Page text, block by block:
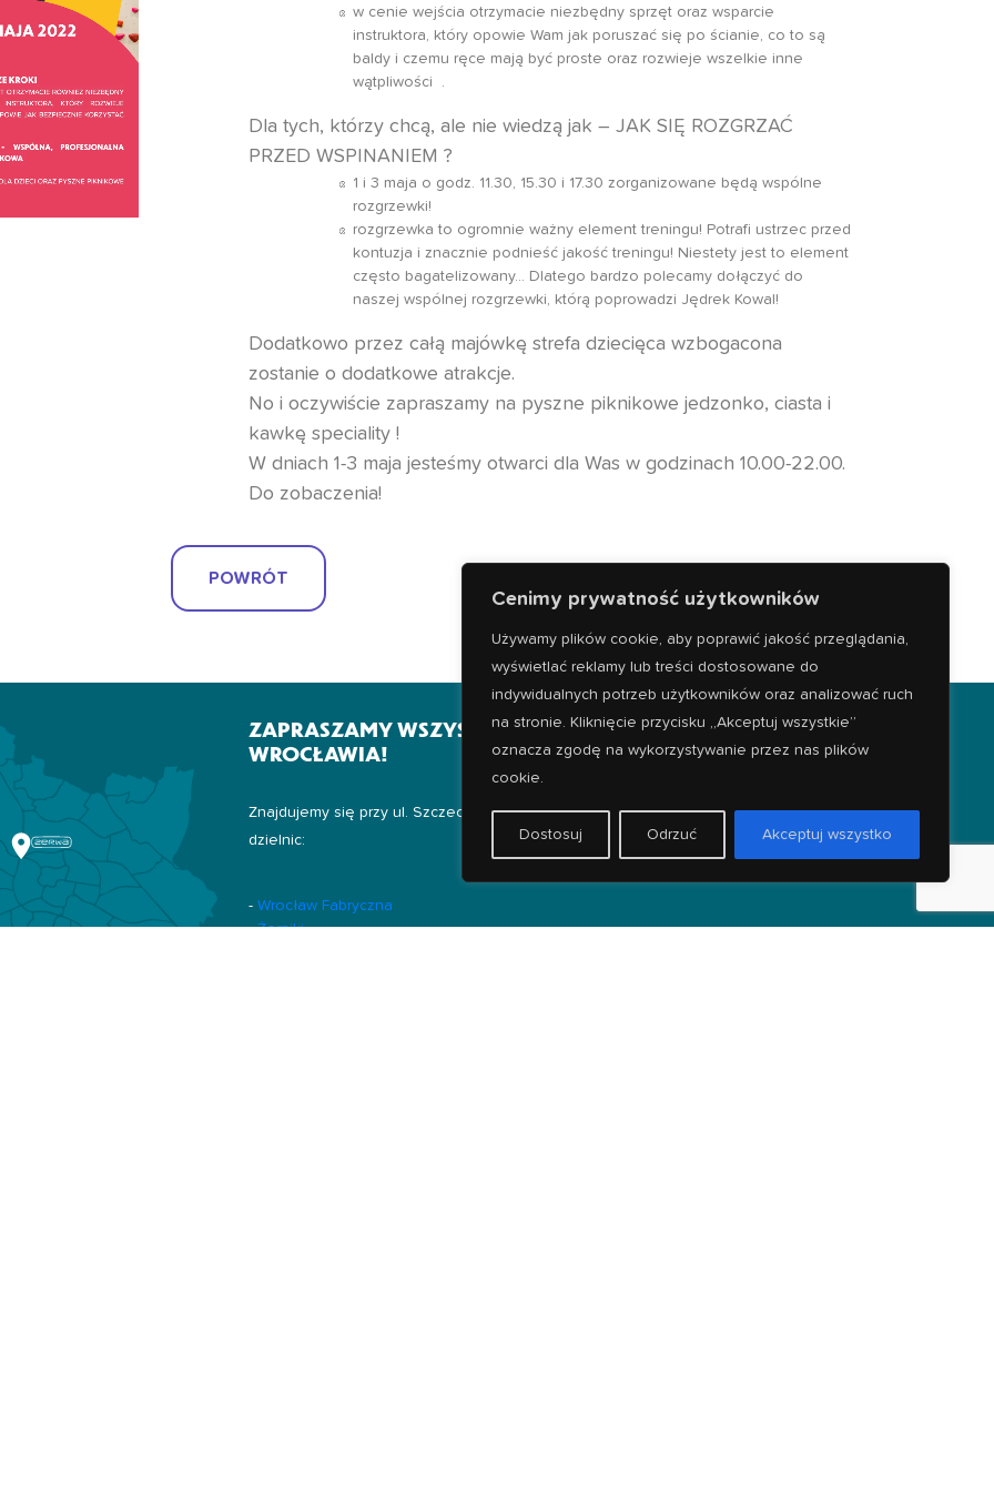
Cenimy prywatność użytkowników
Używamy plików cookie, aby poprawić jakość przeglądania,
wyświetlać reklamy lub treści dostosowane do
indywidualnych potrzeb użytkowników oraz analizować ruch
na stronie. Kliknięcie przycisku „Akceptuj wszystkie”
oznacza zgodę na wykorzystywanie przez nas plików
cookie.
Dostosuj Odrzuć Akceptuj wszystko
w cenie wejścia otrzymacie niezbędny sprzęt oraz wsparcie
instruktora, który opowie Wam jak poruszać się po ścianie, co to są
baldy i czemu ręce mają być proste oraz rozwieje wszelkie inne
wątpliwości .
Dla tych, którzy chcą, ale nie wiedzą jak – JAK SIĘ ROZGRZAĆ
PRZED WSPINANIEM ?
1 i 3 maja o godz. 11.30, 15.30 i 17.30 zorganizowane będą wspólne
rozgrzewki!
rozgrzewka to ogromnie ważny element treningu! Potrafi ustrzec przed
kontuzja i znacznie podnieść jakość treningu! Niestety jest to element
często bagatelizowany… Dlatego bardzo polecamy dołączyć do
naszej wspólnej rozgrzewki, którą poprowadzi Jędrek Kowal!
Dodatkowo przez całą majówkę strefa dziecięca wzbogacona
zostanie o dodatkowe atrakcje.
No i oczywiście zapraszamy na pyszne piknikowe jedzonko, ciasta i
kawkę speciality !
W dniach 1-3 maja jesteśmy otwarci dla Was w godzinach 10.00-22.00.
Do zobaczenia!
POWRÓT
ZAPRASZAMY WSZYSTKICH MIESZKAŃCÓW
WROCŁAWIA!
Znajdujemy się przy ul. Szczecińskiej 17D we Wrocławiu w pobliżu
dzielnic:
- Wrocław Fabryczna
-Żerniki